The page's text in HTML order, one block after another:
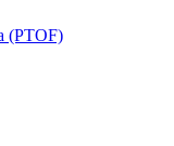
(PTOF)